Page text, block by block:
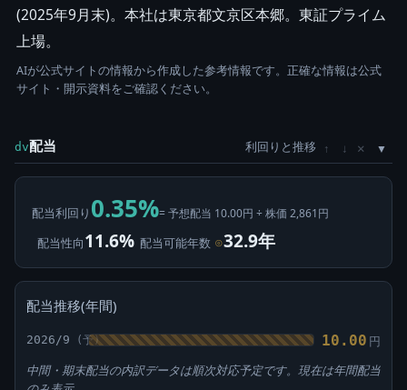
(2025年9月末)。本社は東京都文京区本郷。東証プライム
上場。
AIが公式サイトの情報から作成した参考情報です。正確な情報は公式
サイト・開示資料をご確認ください。
dv配当 利回りと推移 ↑ ↓ ×
配当利回り 0.35%= 予想配当 10.00円 ÷ 株価 2,861円
配当性向11.6% 配当可能年数 ⊙32.9年
配当推移(年間)
2026/9 10.00 円
中間・期末配当の内訳データは順次対応予定です。現在は年間配当